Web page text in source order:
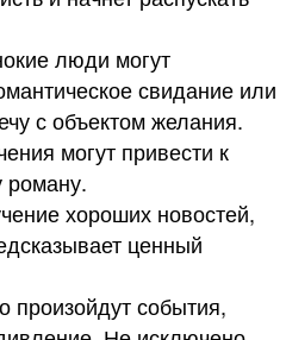
люди могут
свидание или
с объектом желания.
могут привести к
роману.
хороших новостей,
ценный
события,